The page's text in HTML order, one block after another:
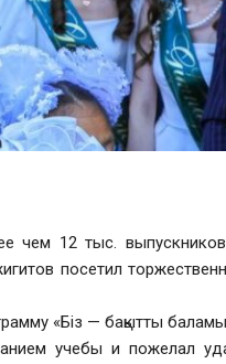
чем 12 тыс.
посетил
«Біз — бақытты
учебы и пожелал